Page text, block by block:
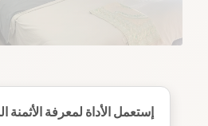
إستعمل الأداة لمعرفة الأثمنة